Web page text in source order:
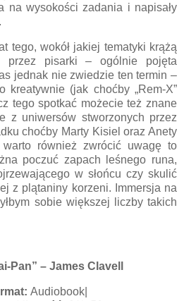
na wysokości zadania i napisały
tego, wokół jakiej tematyki krążą
przez pisarki – ogólnie pojęta
jednak nie zwiedzie ten termin –
kreatywnie (jak choćby „Rem-X”
tego spotkać możecie też znane
z uniwersów stworzonych przez
choćby Marty Kisiel oraz Anety
również zwrócić uwagę to
poczuć zapach leśnego runa,
w słońcu czy skulić
z plątaniny korzeni. Immersja na
sobie większej liczby takich
Pan” – James Clavell
Audiobook|